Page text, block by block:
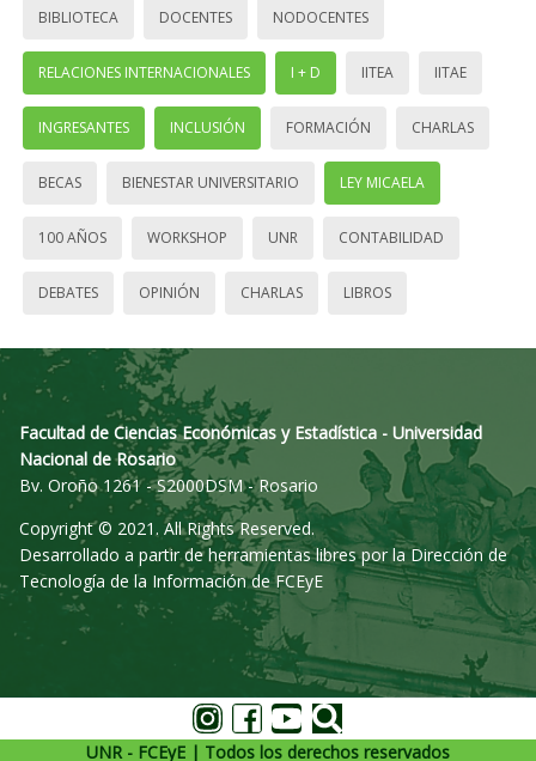
BIBLIOTECA DOCENTES NODOCENTES
RELACIONES INTERNACIONALES I + D IITEA IITAE
INGRESANTES INCLUSIÓN FORMACIÓN CHARLAS
BECAS BIENESTAR UNIVERSITARIO LEY MICAELA
100 AÑOS WORKSHOP UNR CONTABILIDAD
DEBATES OPINIÓN CHARLAS LIBROS
Facultad de Ciencias Económicas y Estadística - Universidad
Nacional de Rosario
Bv. Oroño 1261 - S2000DSM - Rosario
Copyright © 2021. All Rights Reserved.
Desarrollado a partir de herramientas libres por la Dirección de
Tecnología de la Información de FCEyE
UNR - FCEyE | Todos los derechos reservados